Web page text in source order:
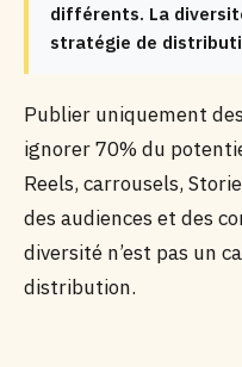
différents. La
stratégie de
Publier uniquement
ignorer 70% du
Reels, carrousels,
des audiences et des
diversité n’est pas un
distribution.